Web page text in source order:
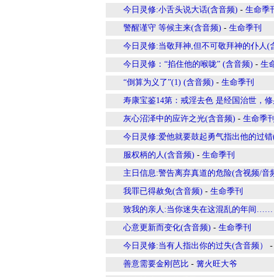
今日灵修:小舌头说大话(含音频) - 生命季
警醒谨守 等候主来(含音频) - 生命季刊
今日灵修:当敬拜神,但不可敬拜神的仆人(
今日灵修：“掐住他的喉咙” (含音频) - 生
“倒算为义了”(1) (含音频) - 生命季刊
寿康宝鉴14第：戒淫去色 是经国治世，
灰心沼泽中的应许之光(含音频) - 生命季刊
今日灵修:爱他就要鼓起勇气指出他的过错
服权柄的人(含音频) - 生命季刊
主日信息:警告离弃真道的危险(含视频/音
我罪已得赦免(含音频) - 生命季刊
致我的亲人:当你迷失在这混乱的年间……
心意更新而变化(含音频) - 生命季刊
今日灵修:当有人指出你的过失(含音频） -
善意需要金刚芭比 - 篝火旺大爷